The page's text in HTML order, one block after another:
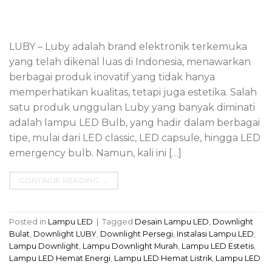
LUBY – Luby adalah brand elektronik terkemuka
yang telah dikenal luas di Indonesia, menawarkan
berbagai produk inovatif yang tidak hanya
memperhatikan kualitas, tetapi juga estetika. Salah
satu produk unggulan Luby yang banyak diminati
adalah lampu LED Bulb, yang hadir dalam berbagai
tipe, mulai dari LED classic, LED capsule, hingga LED
emergency bulb. Namun, kali ini […]
Posted in Lampu LED Tagged Desain Lampu LED, Downlight
Bulat, Downlight LUBY, Downlight Persegi, Instalasi Lampu LED,
Lampu Downlight, Lampu Downlight Murah, Lampu LED Estetis,
Lampu LED Hemat Energi, Lampu LED Hemat Listrik, Lampu LED